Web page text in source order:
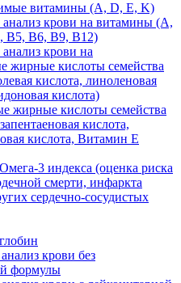
витамины (A, D, E, K)
крови на витамины (A,
B5, B6, В9, B12)
крови на
жирные кислоты семейства
кислота, линоленовая
кислота)
жирные кислоты семейства
кислота,
кислота, Витамин E
3 индекса (оценка риска
смерти, инфаркта
сердечно-сосудистых
крови без
формулы